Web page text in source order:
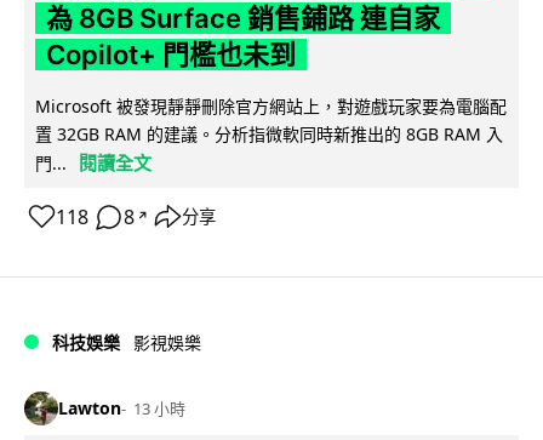
為 8GB Surface 銷售鋪路 連自家
Copilot+ 門檻也未到
Microsoft 被發現靜靜刪除官方網站上，對遊戲玩家要為電腦配
置 32GB RAM 的建議。分析指微軟同時新推出的 8GB RAM 入
門...
閱讀全文
118 8 ↗ 分享
科技娛樂 影視娛樂
Lawton 13 小時